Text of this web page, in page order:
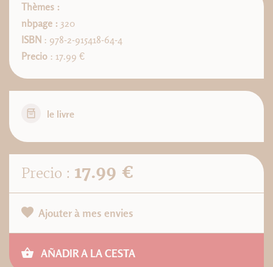
Thèmes :
nbpage : 320
ISBN : 978-2-915418-64-4
Precio : 17.99 €
le livre
Precio : 17.99 €
Ajouter à mes envies
AÑADIR A LA CESTA